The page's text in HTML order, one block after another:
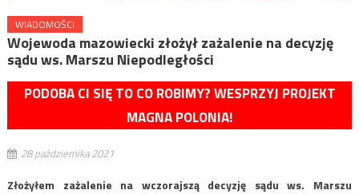
WIADOMOŚCI
Wojewoda mazowiecki złożył zażalenie na decyzję
sądu ws. Marszu Niepodległości
PODOBA CI SIĘ TO CO ROBIMY? WESPRZYJ PROJEKT
MAGNA POLONIA!
28 października 2021
Złożyłem zażalenie na wczorajszą decyzję sądu ws. Marszu